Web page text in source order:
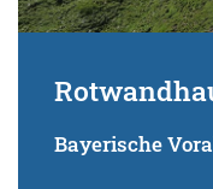
Bayerische